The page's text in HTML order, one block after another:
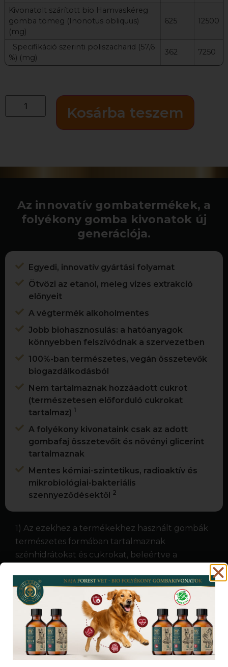
Kivonatolt szárított bio Hamvaskéreg
gomba tömeg (Inonotus obliquus)
(mg)
625 12500
Specifikáció szerinti poliszacharid (57,6
%) (mg)
362 7250
Kosárba teszem
Az innovatív gombatermékek, a
folyékony gomba kivonatok új
generációja.
Egyedi, innovatív gyártási folyamat
Ötvözi az etanol, meleg vizes extrakció
előnyeit
A végtermék alkoholmentes
Jobb biohasznosulás: a hatóanyagok
könnyebben felszívódnak a szervezetben
100%-ban természetes, vegán összetevők
biogazdálkodásból
Nem tartalmaznak hozzáadott cukrot
(természetesen előforduló cukrokat
tartalmaz) 1
A folyékony kivonataink csak az adott
gombafaj összetevőit és növényi glicerint
tartalmaznak
Mentes kémiai-szintetikus, radioaktív és
mikrobiológiai-bakteriális
szennyeződésektől 2
1) Az ezekhez a termékekhez használt gombák
természetes formában tartalmaznak
szénhidrátokat és cukrokat, beleértve a
2) Az AGROLAB laboratóriumi csoport
laboratóriumi elemzése szerint folyékony
kivonataink mentesek mindenféle peszticidtől,
PAH-tól (policiklikus aromás szénhidrogének)
származó szennyeződésektől és a radioaktív
szennyeződésektől.